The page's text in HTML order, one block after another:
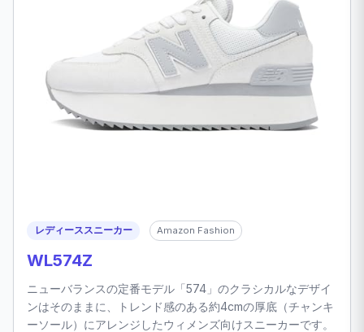
レディーススニーカー Amazon Fashion
WL574Z
ニューバランスの定番モデル「574」のクラシカルなデザイ
ンはそのままに、トレンド感のある約4cmの厚底（チャンキ
ーソール）にアレンジしたウィメンズ向けスニーカーです。